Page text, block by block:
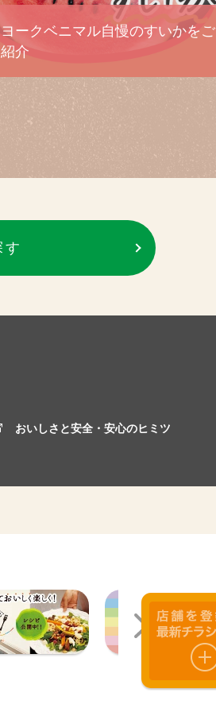
ヨークベニマル自慢のすいかをご
紹介
す
おいしさと安全・安心のヒミツ